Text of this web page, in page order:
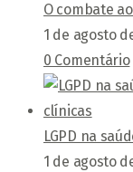
O combate
1 de agosto
0 Comentário
LGPD na
1 de agosto